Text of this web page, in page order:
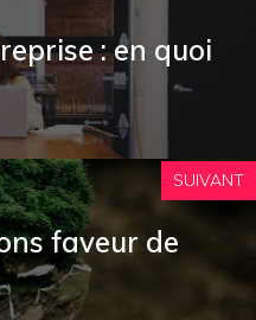
: en quoi
SUIVANT
faveur de